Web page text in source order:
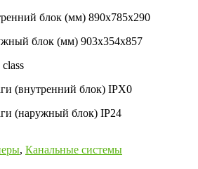
блок (мм) 890x785x290
блок (мм) 903x354x857
class
(внутренний блок) IPX0
(наружный блок) IP24
, Канальные системы